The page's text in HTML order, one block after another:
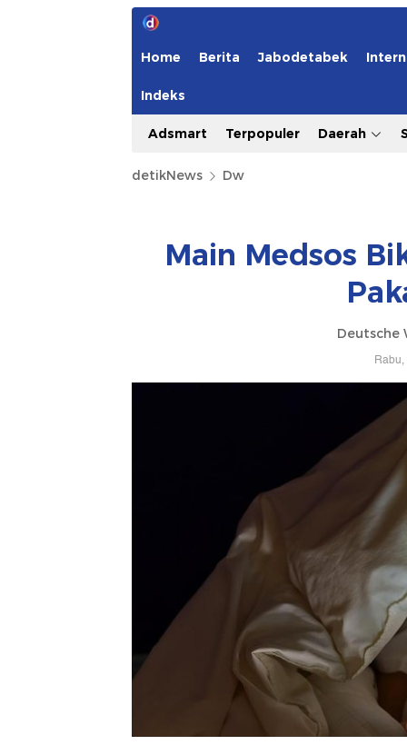
Home Berita Jabodetabek
Indeks
Adsmart Terpopuler Daerah
detikNews Dw
Main Medsos
Deutsche